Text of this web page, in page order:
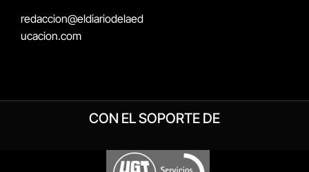
redaccion@eldiariodelaed
ucacion.com
CON EL SOPORTE DE